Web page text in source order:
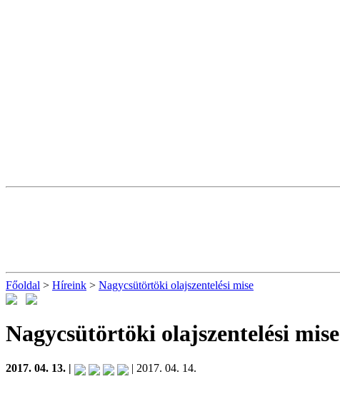
Főoldal > Híreink > Nagycsütörtöki olajszentelési mise
Nagycsütörtöki olajszentelési mise
2017. 04. 13. | | 2017. 04. 14.